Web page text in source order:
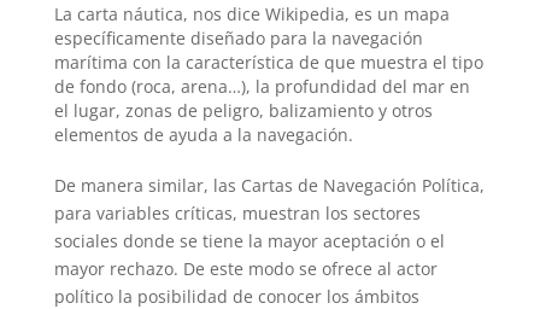
La carta náutica, nos dice Wikipedia, es un mapa
específicamente diseñado para la navegación
marítima con la característica de que muestra el tipo
de fondo (roca, arena…), la profundidad del mar en
el lugar, zonas de peligro, balizamiento y otros
elementos de ayuda a la navegación.
De manera similar, las Cartas de Navegación Política,
para variables críticas, muestran los sectores
sociales donde se tiene la mayor aceptación o el
mayor rechazo. De este modo se ofrece al actor
político la posibilidad de conocer los ámbitos